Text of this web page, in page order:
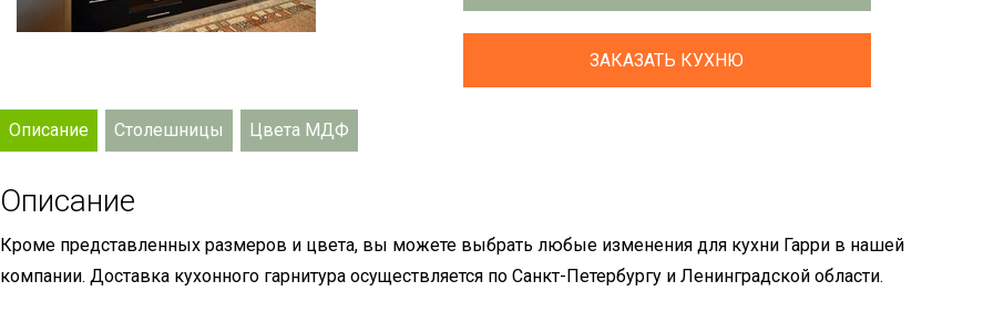
ЗАКАЗАТЬ КУХНЮ
Описание Столешницы Цвета МДФ
Описание
Кроме представленных размеров и цвета, вы можете выбрать любые изменения для кухни Гарри в нашей
компании. Доставка кухонного гарнитура осуществляется по Санкт-Петербургу и Ленинградской области.